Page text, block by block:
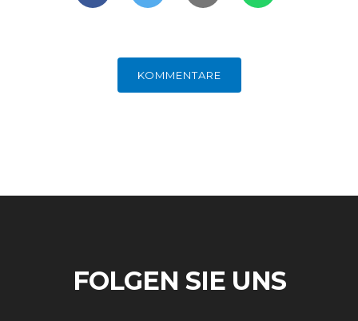
KOMMENTARE
FOLGEN SIE UNS